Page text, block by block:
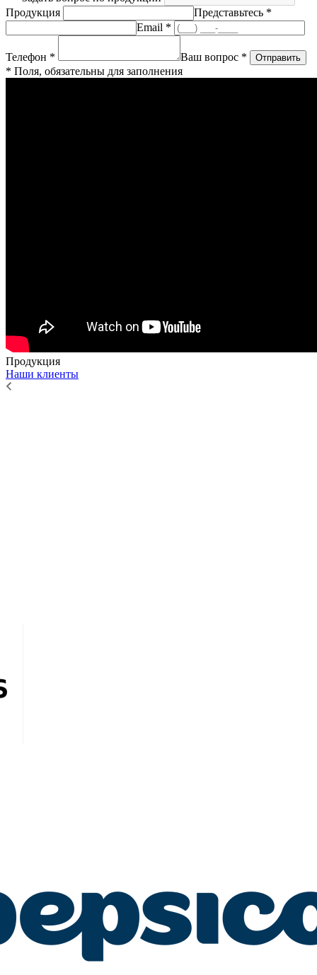
Продукция
Представьтесь *
Email *
Телефон *
Ваш вопрос *
* Поля, обязательны для заполнения
Продукция
Наши клиенты